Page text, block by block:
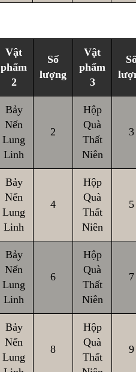
Vật
phẩm
2
Số
lượng
Vật
phẩm
3
Bảy
Nến
Lung
Linh
2
Hộp
Quà
Thất
Niên
3
Bảy
Nến
Lung
Linh
4
Hộp
Quà
Thất
Niên
5
Bảy
Nến
Lung
Linh
6
Hộp
Quà
Thất
Niên
7
Bảy
Nến
Lung
8
Hộp
Quà
Thất
9